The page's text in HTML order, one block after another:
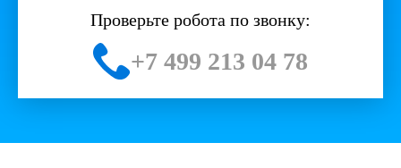
Проверьте робота по звонку:
+7 499 213 04 78